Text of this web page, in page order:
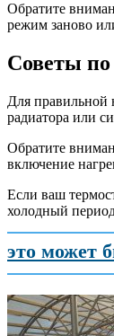
Обратите
режим заново
Советы по
Для правильной
радиатора или
Обратите
включение
Если ваш
холодный
это может